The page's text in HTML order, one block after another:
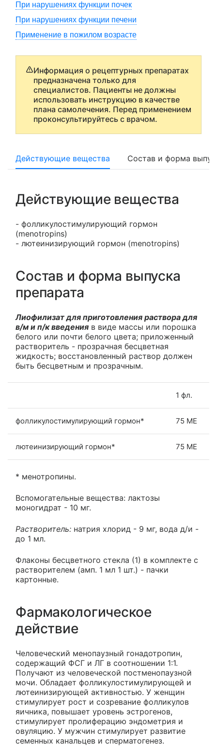
При нарушениях функции почек
При нарушениях функции печени
Применение в пожилом возрасте
Информация о рецептурных препаратах
предназначена только для
специалистов. Пациенты не должны
использовать инструкцию в качестве
плана самолечения. Перед применением
проконсультируйтесь с врачом.
Действующие вещества Состав и форма
Действующие вещества
- фолликулостимулирующий гормон
(menotropins)
- лютеинизирующий гормон (menotropins)
Состав и форма выпуска
препарата
Лиофилизат для приготовления раствора для
в/м и п/к введения в виде массы или порошка
белого или почти белого цвета; приложенный
растворитель - прозрачная бесцветная
жидкость; восстановленный раствор должен
быть бесцветным и прозрачным.
1 фл.
фолликулостимулирующий гормон* 75 МЕ
лютеинизирующий гормон* 75 МЕ
* менотропины.
Вспомогательные вещества: лактозы
моногидрат - 10 мг.
Растворитель: натрия хлорид - 9 мг, вода д/и -
до 1 мл.
Флаконы бесцветного стекла (1) в комплекте с
растворителем (амп. 1 мл 1 шт.) - пачки
картонные.
Фармакологическое
действие
Человеческий менопаузный гонадотропин,
содержащий ФСГ и ЛГ в соотношении 1:1.
Получают из человеческой постменопаузной
мочи. Обладает фолликулостимулирующей и
лютеинизирующей активностью. У женщин
стимулирует рост и созревание фолликулов
яичника, повышает уровень эстрогенов,
стимулирует пролиферацию эндометрия и
овуляцию. У мужчин стимулирует развитие
семенных канальцев и сперматогенез.